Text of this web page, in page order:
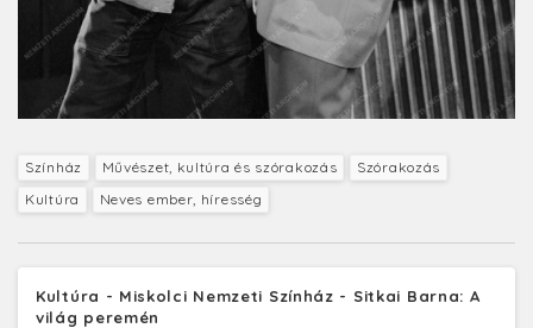
Színház Művészet, kultúra és szórakozás
Szórakozás
Kultúra
Neves ember, híresség
Kultúra - Miskolci Nemzeti Színház - Sitkai Barna: A
világ peremén